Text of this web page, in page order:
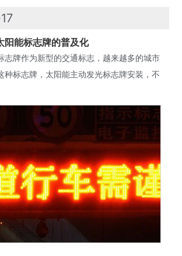
阳能标志牌的普及化
志牌作为新型的交通标志，越来越多的城市
种标志牌，太阳能主动发光标志牌安装，不